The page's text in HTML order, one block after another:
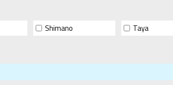
Shimano Taya